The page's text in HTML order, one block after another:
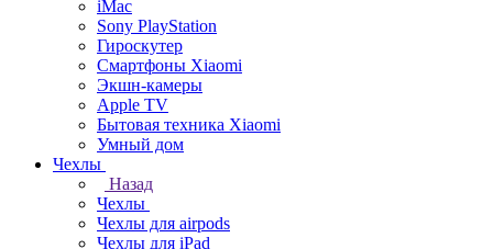
iMac
Sony PlayStation
Гироскутер
Смартфоны Xiaomi
Экшн-камеры
Apple TV
Бытовая техника Xiaomi
Умный дом
Чехлы
Назад
Чехлы
Чехлы для airpods
Чехлы для iPad